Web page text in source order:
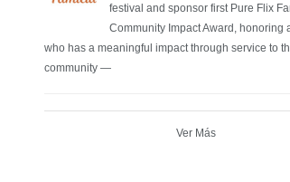
festival and sponsor first Pure Flix
Community Impact Award, honoring
who has a meaningful impact through service to
community —
Ver Más